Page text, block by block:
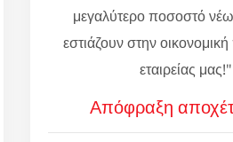
μεγαλύτερο ποσοστό
εστιάζουν στην οικονομική
εταιρείας μας!"
Απόφραξη